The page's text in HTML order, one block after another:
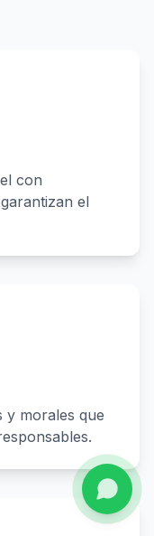
con
el
y morales que